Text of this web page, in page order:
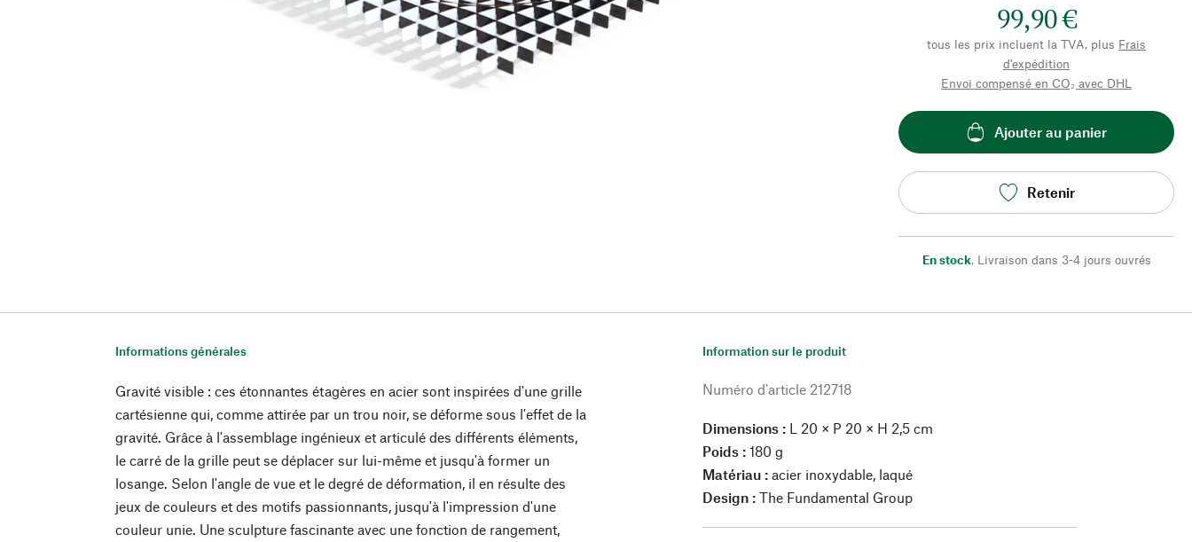
99,90 €
tous les prix incluent la TVA, plus Frais
d'expédition
Envoi compensé en CO₂ avec DHL
Ajouter au panier
Retenir
En stock, Livraison dans 3-4 jours ouvrés
Informations générales
Gravité visible : ces étonnantes étagères en acier sont inspirées d'une grille
cartésienne qui, comme attirée par un trou noir, se déforme sous l'effet de la
gravité. Grâce à l'assemblage ingénieux et articulé des différents éléments,
le carré de la grille peut se déplacer sur lui-même et jusqu'à former un
losange. Selon l'angle de vue et le degré de déformation, il en résulte des
jeux de couleurs et des motifs passionnants, jusqu'à l'impression d'une
couleur unie. Une sculpture fascinante avec une fonction de rangement,
Information sur le produit
Numéro d'article 212718
Dimensions : L 20 × P 20 × H 2,5 cm
Poids :180 g
Matériau : acier inoxydable, laqué
Design : The Fundamental Group